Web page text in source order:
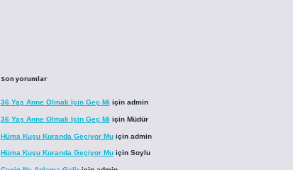
Son yorumlar
36 Yaş Anne Olmak Için Geç Mi için admin
36 Yaş Anne Olmak Için Geç Mi için Müdür
Hüma Kuşu Kuranda Geçiyor Muiçin admin
Hüma Kuşu Kuranda Geçiyor Muiçin Soylu